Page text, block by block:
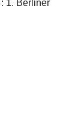
1. Berliner